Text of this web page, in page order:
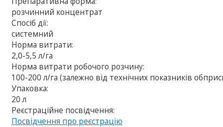
розчинний концентрат
Спосіб дії:
системний
Норма витрати:
2,0-5,5 л/га
Норма витрати робочого розчину:
100-200 л/га (залежно від технічних показників
Упаковка:
20 л
Реєстраційне посвідчення:
Посвідчення про реєстрацію